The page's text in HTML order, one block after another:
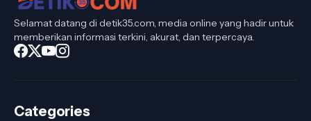
Selamat datang di detik35.com, media online yang hadir untuk
memberikan informasi terkini, akurat, dan terpercaya.
Categories